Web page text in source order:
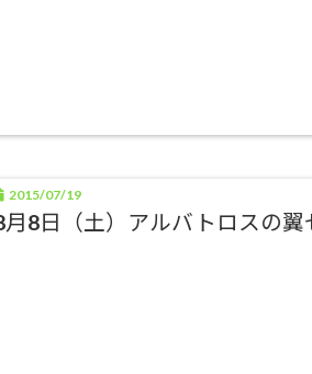
2015/07/19
月8日（土）アルバトロスの翼